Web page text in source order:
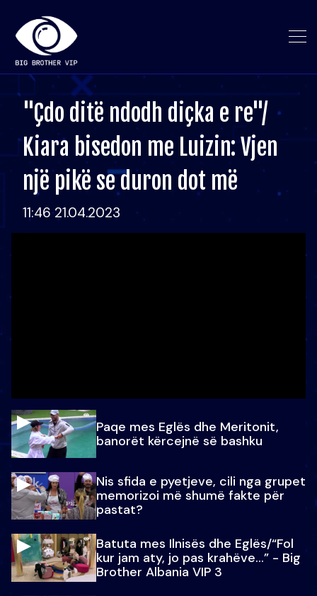
"Çdo ditë ndodh diçka e re"/
Kiara bisedon me Luizin: Vjen
një pikë se duron dot më
11:46 21.04.2023
Paqe mes Eglës dhe Meritonit,
banorët kërcejnë së bashku
Nis sfida e pyetjeve, cili nga grupet
memorizoi më shumë fakte për
pastat?
Batuta mes Ilnisës dhe Eglës/“Fol
kur jam aty, jo pas krahëve…” - Big
Brother Albania VIP 3